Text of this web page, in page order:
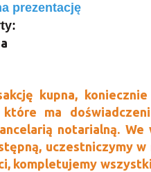
prezentację
kupna,
które ma
notarialną. We
uczestniczymy w
kompletujemy